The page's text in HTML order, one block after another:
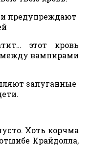
предупреждают
этот кровь
вампирами
запуганные
Хоть корчма
Крайдолла,